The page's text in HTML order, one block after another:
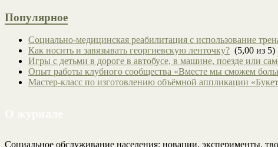
Популярное
Социально-медицинская реабилитация с использование
Как носить и завязывать георгиевскую ленточку? (5,00 из 5)
Игры с детьми в дороге в автобусе, в машине, поезде или
Опыт работы клубного сообщества «Вместе мы сможем
Мастер-класс по изготовлению объёмной аппликации
Социальное обслуживание населения: новации, эксперименты,